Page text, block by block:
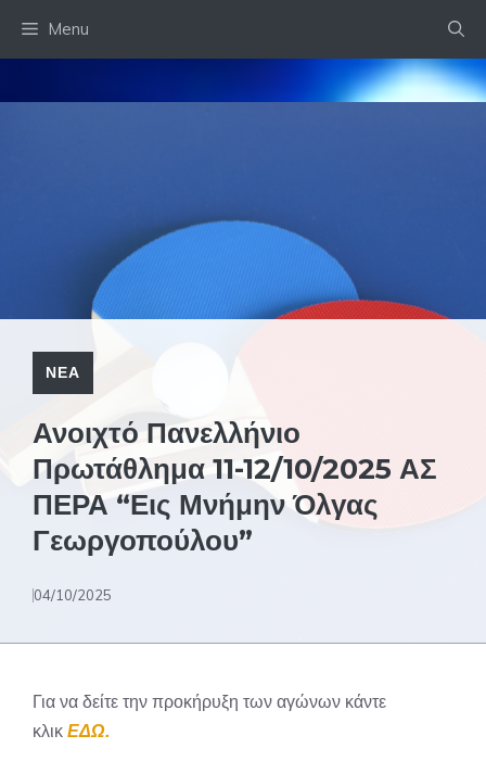
Menu
ΝΕΑ
Ανοιχτό Πανελλήνιο
Πρωτάθλημα 11-12/10/2025 ΑΣ
ΠΕΡΑ “Εις Μνήμην Όλγας
Γεωργοπούλου”
04/10/2025
Για να δείτε την προκήρυξη των αγώνων κάντε
κλικ ΕΔΩ.